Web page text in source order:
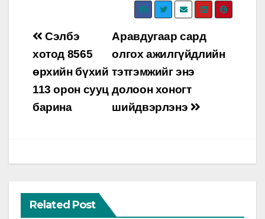
Post
navigation
Аравдугаар сард
олгох ажилгүйдлийн
тэтгэмжийг энэ
долоон хоногт
шийдвэрлэнэ
Сэлбэ
хотод 8565
өрхийн бүхий
113 орон сууц
барина
Related Post